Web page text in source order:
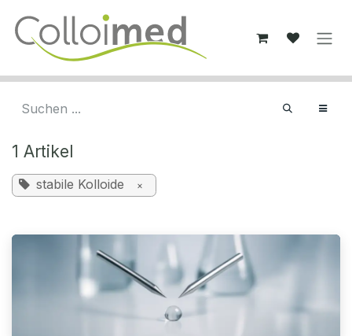
1 Artikel
stabile Kolloide ×